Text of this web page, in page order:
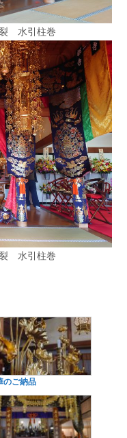
水引柱巻
水引柱巻
のご納品